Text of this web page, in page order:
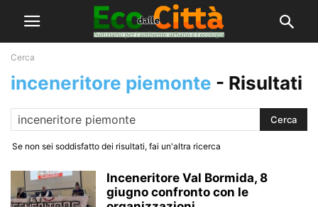
Cerca
inceneritore piemonte - Risultati
Se non sei soddisfatto dei risultati, fai un'altra ricerca
Inceneritore Val Bormida, 8
giugno confronto con le